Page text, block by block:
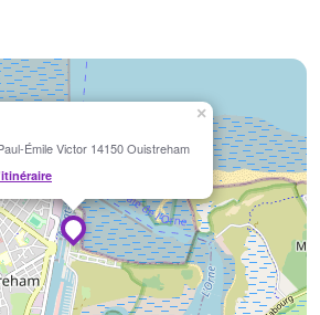
séances?
séances proposées?
notre secrétariat pour construire
Émile Victor 14150 Ouistreham
×